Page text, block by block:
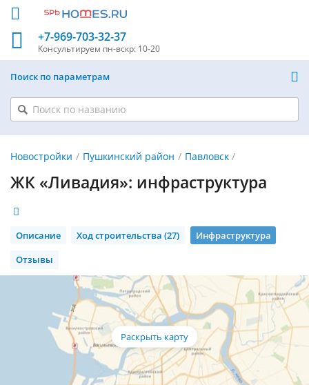
+7-969-703-32-37
Консультируем пн-вскр: 10-20
Поиск по параметрам
Новостройки Пушкинский район Павловск
ЖК «Ливадия»: инфраструктура
Описание Ход строительства (27)
Инфраструктура
Отзывы